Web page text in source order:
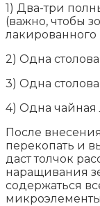
1) Два-три
(важно, чтобы
2) Одна
3) Одна
4) Одна
После
перекопать и
даст толчок
наращивания
содержаться